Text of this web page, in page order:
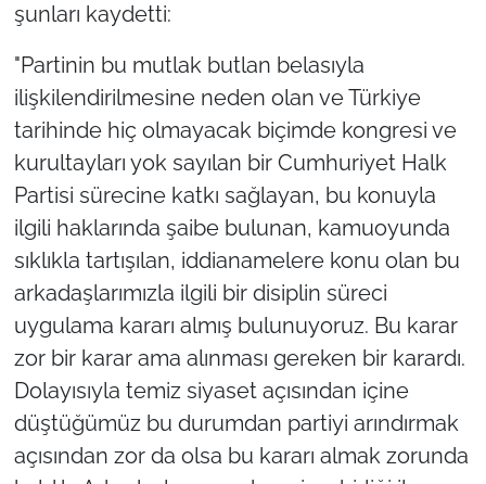
şunları kaydetti:
"Partinin bu mutlak butlan belasıyla
ilişkilendirilmesine neden olan ve Türkiye
tarihinde hiç olmayacak biçimde kongresi ve
kurultayları yok sayılan bir Cumhuriyet Halk
Partisi sürecine katkı sağlayan, bu konuyla
ilgili haklarında şaibe bulunan, kamuoyunda
sıklıkla tartışılan, iddianamelere konu olan bu
arkadaşlarımızla ilgili bir disiplin süreci
uygulama kararı almış bulunuyoruz. Bu karar
zor bir karar ama alınması gereken bir karardı.
Dolayısıyla temiz siyaset açısından içine
düştüğümüz bu durumdan partiyi arındırmak
açısından zor da olsa bu kararı almak zorunda